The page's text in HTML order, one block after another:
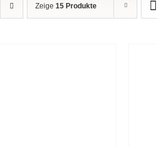
Zeige15 Produkte